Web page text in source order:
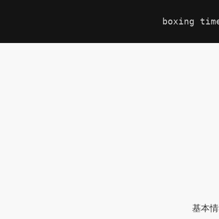
boxing
基本